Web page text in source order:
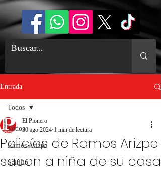
Entrada
Todos
Ramos Arizpe
Saltillo
Todos
Policías de Ramos Arizpe
sacan a niña de su casa
El Pionero
30 ago 2024 1 min de lectura